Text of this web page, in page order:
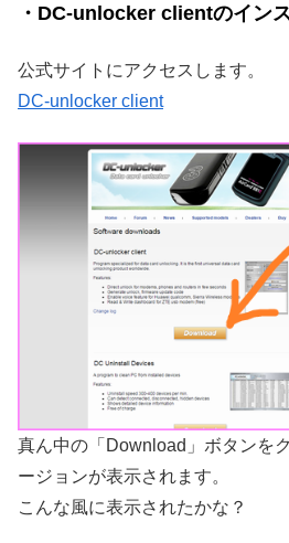
・DC-unlocker clientのイン
公式サイトにアクセスします。
DC-unlocker client
真ん中の「Download」ボタンを
ージョンが表示されます。
こんな風に表示されたかな？